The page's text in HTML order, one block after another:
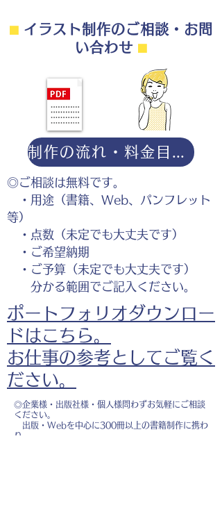
⬛︎イラスト制作のご相談・お問
い合わせ ⬛︎
◎ご相談は無料です。
・用途（書籍、Web、パンフレット
等）
・点数（未定でも大丈夫です）
・ご希望納期
・ご予算（未定でも大丈夫です）
分かる範囲でご記入ください。
ポートフォリオダウンロー
ドはこちら。
お仕事の参考としてご覧く
ださい。
◎企業様・出版社様・個人様問わずお気軽にご相談
ください。
出版・Webを中心に300冊以上の書籍制作に携わ
り、